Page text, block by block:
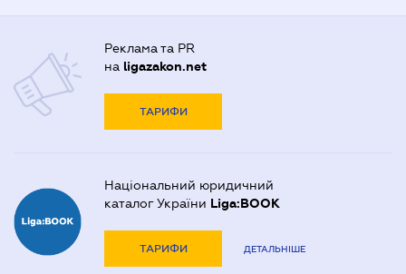
Реклама та PR
на ligazakon.net
ТАРИФИ
Національний юридичний
каталог України Liga:BOOK
ТАРИФИ ДЕТАЛЬНІШЕ